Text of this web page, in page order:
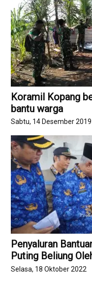
Koramil Kopang
bantu warga
Sabtu, 14 Desember 2019
Penyaluran
Puting Beliung
Selasa, 18 Oktober 2022